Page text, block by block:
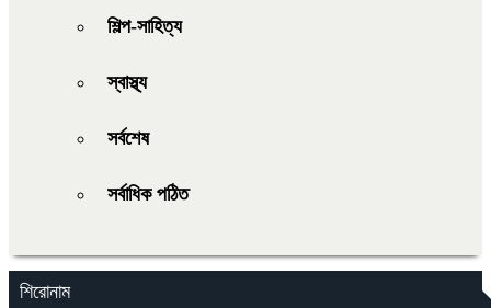
শিল্প-সাহিত্য
স্বাস্থ্য
সর্বশেষ
সর্বাধিক পঠিত
শিরোনাম